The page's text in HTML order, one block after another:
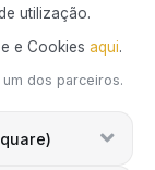
minhas
utilização.
e Cookies aqui.
dos parceiros.